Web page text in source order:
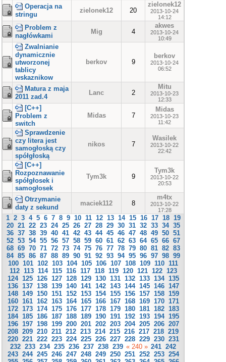
Operacja na
stringu
zielonek12 20
zielonek12
2013-10-24
14:12
Problem z
nagłówkami
Mig 4
akwes
2013-10-24
10:49
Zwalnianie
dynamicznie
utworzonej
tablicy
wskaznikow
berkov 9
berkov
2013-10-24
06:52
Matura z maja
2011 zad.4
Lanc 2
Mitu
2013-10-23
12:33
[C++]
Problem z
switch
Midas 7
Midas
2013-10-23
11:42
Sprawdzenie
czy litera jest
samogłoską czy
spółgłoską
nikos 7
Wasilek
2013-10-22
22:42
[C++]
Rozpoznawanie
spółgłosek i
samogłosek
Tym3k 9
Tym3k
2013-10-22
20:53
Otrzymanie
daty z sekund
maciek112 8
m4tx
2013-10-22
17:28
1 2 3 4 5 6 7 8 9 10 11 12 13 14 15 16 17 18 19
20 21 22 23 24 25 26 27 28 29 30 31 32 33 34 35
36 37 38 39 40 41 42 43 44 45 46 47 48 49 50 51
52 53 54 55 56 57 58 59 60 61 62 63 64 65 66 67
68 69 70 71 72 73 74 75 76 77 78 79 80 81 82 83
84 85 86 87 88 89 90 91 92 93 94 95 96 97 98 99
100 101 102 103 104 105 106 107 108 109 110 111
112 113 114 115 116 117 118 119 120 121 122 123
124 125 126 127 128 129 130 131 132 133 134 135
136 137 138 139 140 141 142 143 144 145 146 147
148 149 150 151 152 153 154 155 156 157 158 159
160 161 162 163 164 165 166 167 168 169 170 171
172 173 174 175 176 177 178 179 180 181 182 183
184 185 186 187 188 189 190 191 192 193 194 195
196 197 198 199 200 201 202 203 204 205 206 207
208 209 210 211 212 213 214 215 216 217 218 219
220 221 222 223 224 225 226 227 228 229 230 231
232 233 234 235 236 237 238 239 « 240 » 241 242
243 244 245 246 247 248 249 250 251 252 253 254